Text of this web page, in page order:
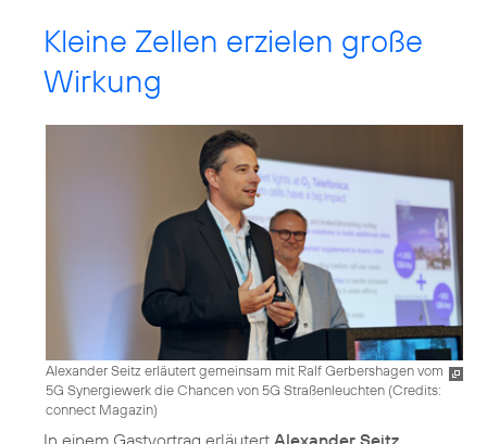
Kleine Zellen erzielen große
Wirkung
Alexander Seitz erläutert gemeinsam mit Ralf Gerbershagen vom
5G Synergiewerk die Chancen von 5G Straßenleuchten (Credits:
connect Magazin)
In einem Gastvortrag erläutert Alexander Seitz,